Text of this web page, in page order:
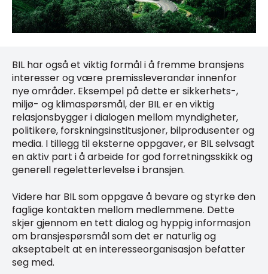
BIL har også et viktig formål i å fremme bransjens
interesser og være premissleverandør innenfor
nye områder. Eksempel på dette er sikkerhets-,
miljø- og klimaspørsmål, der BIL er en viktig
relasjonsbygger i dialogen mellom myndigheter,
politikere, forskningsinstitusjoner, bilprodusenter og
media. I tillegg til eksterne oppgaver, er BIL selvsagt
en aktiv part i å arbeide for god forretningsskikk og
generell regeletterlevelse i bransjen.
Videre har BIL som oppgave å bevare og styrke den
faglige kontakten mellom medlemmene. Dette
skjer gjennom en tett dialog og hyppig informasjon
om bransjespørsmål som det er naturlig og
akseptabelt at en interesseorganisasjon befatter
seg med.